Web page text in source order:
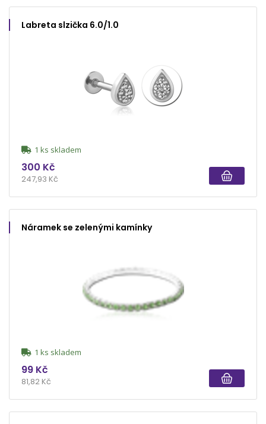
Labreta slzička 6.0/1.0
1 ks skladem
300 Kč
247,93 Kč
Náramek se zelenými kamínky
1 ks skladem
99 Kč
81,82 Kč